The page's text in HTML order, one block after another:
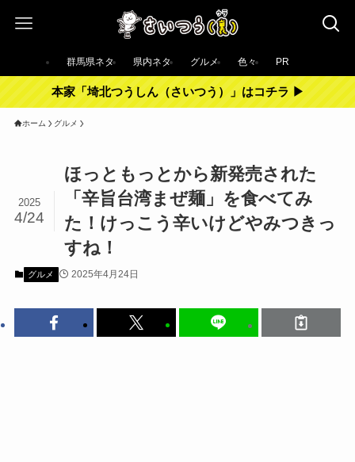
群馬県ネタ 県内ネタ グルメ 色々 PR
本家「埼北つうしん（さいつう）」はコチラ ▶︎
ホーム グルメ
ほっともっとから新発売された
「辛旨台湾まぜ麺」を食べてみ
た！けっこう辛いけどやみつきっ
すね！
2025
4/24
グルメ 2025年4月24日